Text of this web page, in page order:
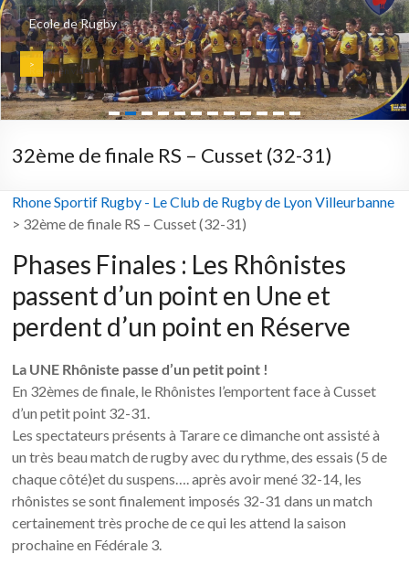
Equipe U16 - BROZERS
Champions 2025-2026 - Vice champions 2026-2027 !
Revoir en vidéo >
Ecole de Rugby
>
32ème de finale RS – Cusset (32-31)
Rhone Sportif Rugby - Le Club de Rugby de Lyon Villeurbanne
> 32ème de finale RS – Cusset (32-31)
Phases Finales : Les Rhônistes
passent d’un point en Une et
perdent d’un point en Réserve
La UNE Rhôniste passe d’un petit point !
En 32èmes de finale, le Rhônistes l’emportent face à Cusset
d’un petit point 32-31.
Les spectateurs présents à Tarare ce dimanche ont assisté à
un très beau match de rugby avec du rythme, des essais (5 de
chaque côté)et du suspens…. après avoir mené 32-14, les
rhônistes se sont finalement imposés 32-31 dans un match
certainement très proche de ce qui les attend la saison
prochaine en Fédérale 3.